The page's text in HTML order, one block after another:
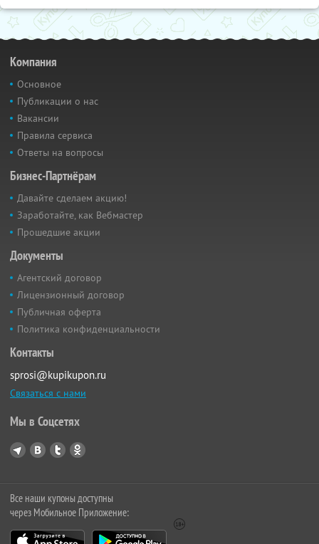
Компания
Основное
Публикации о нас
Вакансии
Правила сервиса
Ответы на вопросы
Бизнес-Партнёрам
Давайте сделаем акцию!
Заработайте, как Вебмастер
Прошедшие акции
Документы
Агентский договор
Лицензионный договор
Публичная оферта
Политика конфиденциальности
Контакты
sprosi@kupikupon.ru
Связаться с нами
Мы в Соцсетях
Все наши купоны доступны
через Мобильное Приложение: